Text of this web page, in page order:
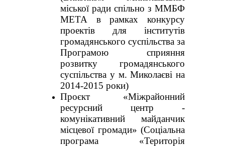
міської ради спільно з ММБФ
МЕТА в рамках конкурсу
проектів для інститутів
громадянського суспільства за
Програмою сприяння
розвитку громадянського
суспільства у м. Миколаєві на
2014-2015 роки)
Проєкт «Міжрайонний
ресурсний центр -
комунікативний майданчик
місцевої громади» (Соціальна
програма «Територія